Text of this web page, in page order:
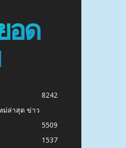
อด
8242
ม่ล่าสุด ข่าว
5509
1537